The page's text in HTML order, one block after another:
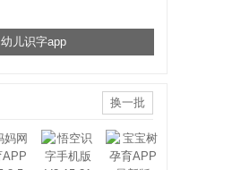
幼儿识字app
换一批